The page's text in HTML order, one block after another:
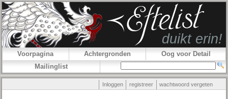
Voorpagina Achtergronden
Oog voor Detail
Mailinglist
Inloggen registreer wachtwoord vergeten